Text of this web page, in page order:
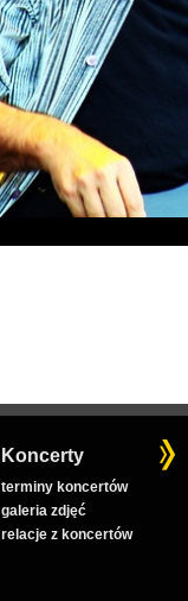
Koncerty
terminy koncertów
galeria zdjęć
relacje z koncertów